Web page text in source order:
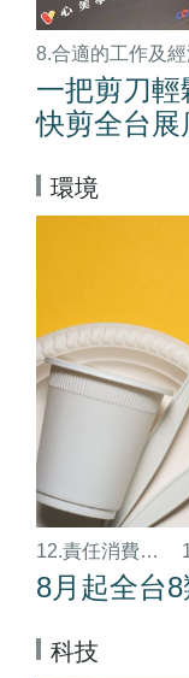
8.合適的工作及
一把剪刀
快剪全台展
環境
12.責任消費及生產
8月起全台
科技